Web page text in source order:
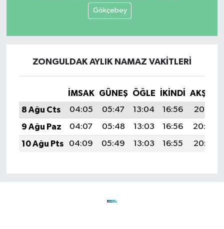
Gökçebey
ZONGULDAK AYLIK NAMAZ VAKITLERI
İMSAK GÜNEŞ ÖĞLE İKINDI
AKŞAM
8 Ağu Cts
04:05 05:47 13:04 16:56
20:10
9 Ağu Paz
04:07 05:48 13:03 16:56
20:09
10 Ağu Pts
04:09 05:49 13:03 16:55 20:07